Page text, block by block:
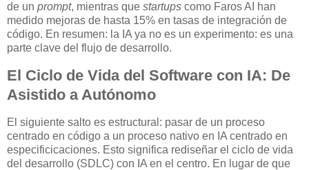
de un prompt, mientras que startups como Faros AI han
medido mejoras de hasta 15% en tasas de integración de
código. En resumen: la IA ya no es un experimento: es una
parte clave del flujo de desarrollo.
El Ciclo de Vida del Software con IA: De
Asistido a Autónomo
El siguiente salto es estructural: pasar de un proceso
centrado en código a un proceso nativo en IA centrado en
especificicaciones. Esto significa rediseñar el ciclo de vida
del desarrollo (SDLC) con IA en el centro. En lugar de que